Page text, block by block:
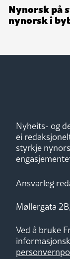
Nynorsk på
nynorsk i
Nyheits- og
ei
styrkje
Ansvarleg
Møllergata
Ved å bruke